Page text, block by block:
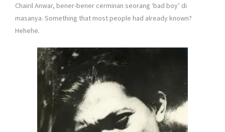
Chairil Anwar, bener-bener cerminan seorang ‘bad boy’ di
masanya. Something that most people had already known?
Hehehe.